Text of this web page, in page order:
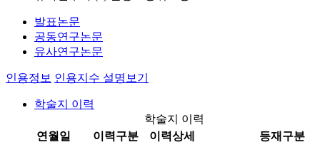
발표논문
공동연구논문
유사연구논문
인용정보 인용지수 설명보기
학술지 이력
학술지 이력
연월일
이력구분 이력상세 등재구분